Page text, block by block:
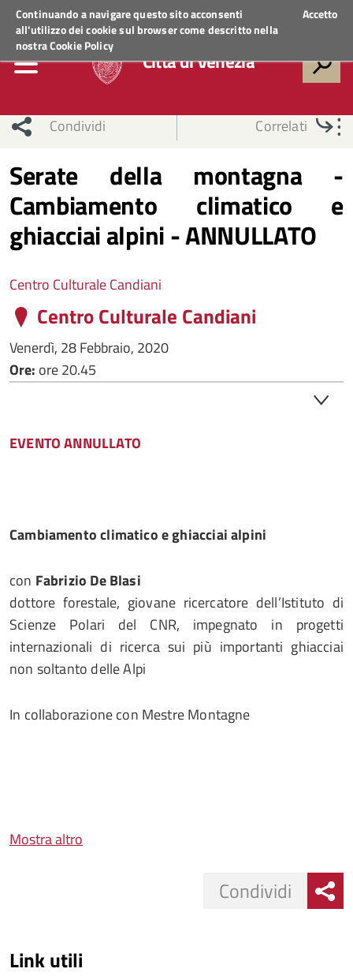
Continuando a navigare questo sito acconsenti
all'utilizzo dei cookie sul browser come descritto nella
nostraCookie Policy
Accetto
Regione VenetoACCEDI AI SERVIZI
Città di Venezia
Condividi Correlati
Serate della montagna -
Cambiamento climatico e
ghiacciai alpini - ANNULLATO
Centro Culturale Candiani
Centro Culturale Candiani
Venerdì, 28 Febbraio, 2020
Ore: ore 20.45
EVENTO ANNULLATO
Cambiamento climatico e ghiacciai alpini
con Fabrizio De Blasi
dottore forestale, giovane ricercatore dell’Istituto di
Scienze Polari del CNR, impegnato in progetti
internazionali di ricerca sui più importanti ghiacciai
non soltanto delle Alpi
In collaborazione con Mestre Montagne
Mostra altro
Condividi
Link utili